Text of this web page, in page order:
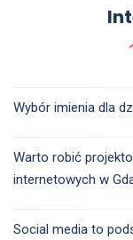
Wybór imienia dla
Warto robić
internetowych w
Social media to